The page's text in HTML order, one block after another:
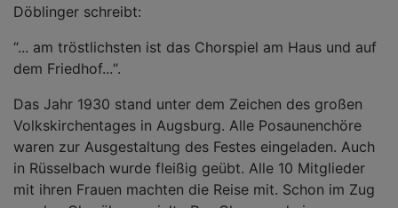
Döblinger schreibt:
“... am tröstlichsten ist das Chorspiel am Haus und auf
dem Friedhof...“.
Das Jahr 1930 stand unter dem Zeichen des großen
Volkskirchentages in Augsburg. Alle Posaunenchöre
waren zur Ausgestaltung des Festes eingeladen. Auch
in Rüsselbach wurde fleißig geübt. Alle 10 Mitglieder
mit ihren Frauen machten die Reise mit. Schon im Zug